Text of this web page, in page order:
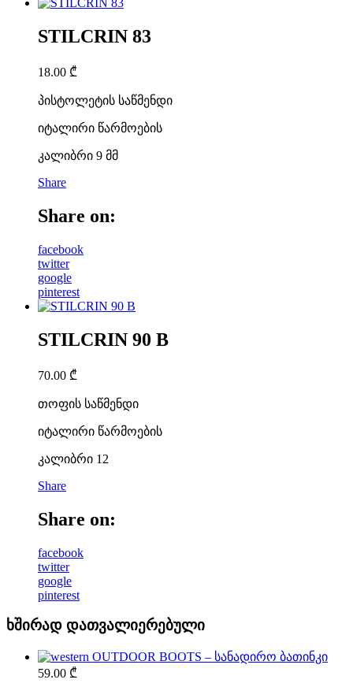
STILCRIN 83
18.00 ₾
პისტოლეტის საწმენდი
იტალირი წარმოების
კალიბრი 9 მმ
Share
Share on:
facebook
twitter
google
pinterest
STILCRIN 90 B
70.00 ₾
თოფის საწმენდი
იტალირი წარმოების
კალიბრი 12
Share
Share on:
facebook
twitter
google
pinterest
ხშირად დათვალიერებული
OUTDOOR BOOTS – სანადირო ბათინკი
59.00 ₾